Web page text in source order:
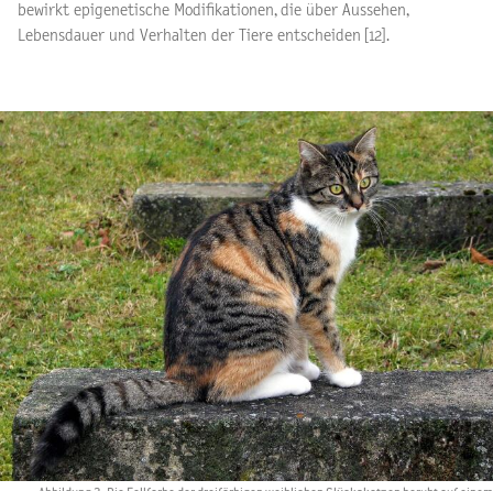
bewirkt epigenetische Modifikationen, die über Aussehen,
Lebensdauer und Verhalten der Tiere entscheiden [12].